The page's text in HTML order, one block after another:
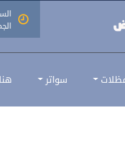
سواتر
اسعار تصميم